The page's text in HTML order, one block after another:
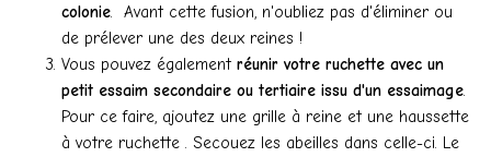
colonie . Avant cette fusion, n'oubliez pas d'éliminer ou
de prélever une des deux reines !
Vous pouvez également réunir votre ruchette avec un
petit essaim secondaire ou tertiaire issu d'un essaimage
Pour ce faire, ajoutez une grille à reine et une haussette
à votre ruchette . Secouez les abeilles dans celle-ci. Le